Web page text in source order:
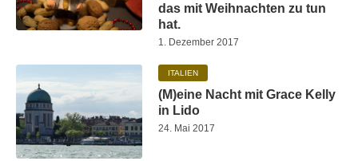
das mit Weihnachten zu tun
hat.
1. Dezember 2017
ITALIEN
(M)eine Nacht mit Grace Kelly
in Lido
24. Mai 2017